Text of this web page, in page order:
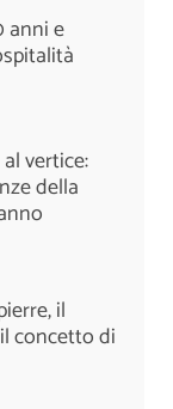
anni e
vertice:
della
il
concetto di